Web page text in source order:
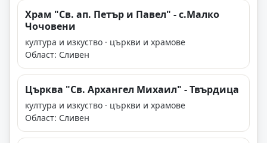
Храм "Св. ап. Петър и Павел" - с.Малко
Чочовени
култура и изкуство · църкви и храмове
Област: Сливен
Църква "Св. Архангел Михаил" - Твърдица
култура и изкуство · църкви и храмове
Област: Сливен